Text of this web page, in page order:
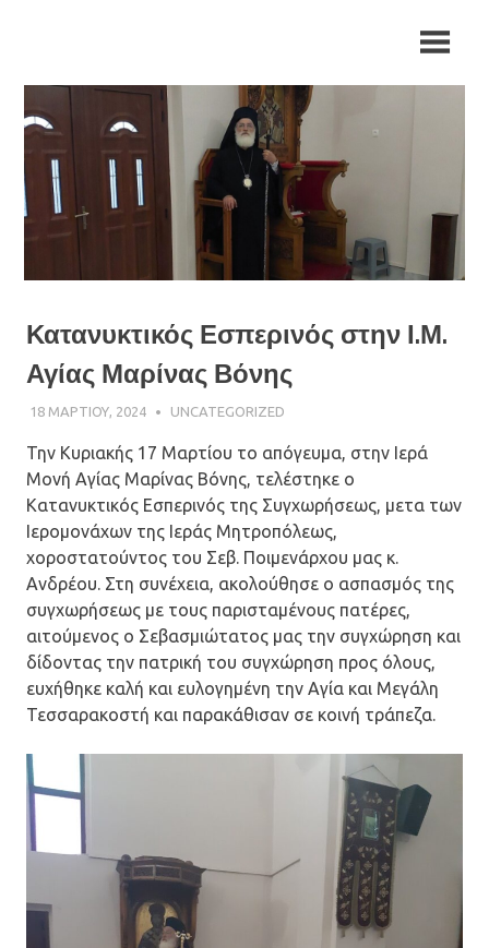
Μητρόπολη
Αρκαλοχωρίου,
Καστελλίου
και
Καστελλίου
και
Βιάννου
Κατανυκτικός Εσπερινός στην Ι.Μ.
Αγίας Μαρίνας Βόνης
18 ΜΑΡΤΊΟΥ, 2024 ΠΑΤΉΡ ΜΙΧΑΉΛ ΠΑΠΑΪΩΆΝΝΟΥ
UNCATEGORIZED
Την Κυριακής 17 Μαρτίου το απόγευμα, στην Ιερά
Μονή Αγίας Μαρίνας Βόνης, τελέστηκε ο
Κατανυκτικός Εσπερινός της Συγχωρήσεως, μετα των
Ιερομονάχων της Ιεράς Μητροπόλεως,
χοροστατούντος του Σεβ. Ποιμενάρχου μας κ.
Ανδρέου. Στη συνέχεια, ακολούθησε ο ασπασμός της
συγχωρήσεως με τους παρισταμένους πατέρες,
αιτούμενος ο Σεβασμιώτατος μας την συγχώρηση και
δίδοντας την πατρική του συγχώρηση προς όλους,
ευχήθηκε καλή και ευλογημένη την Αγία και Μεγάλη
Τεσσαρακοστή και παρακάθισαν σε κοινή τράπεζα.